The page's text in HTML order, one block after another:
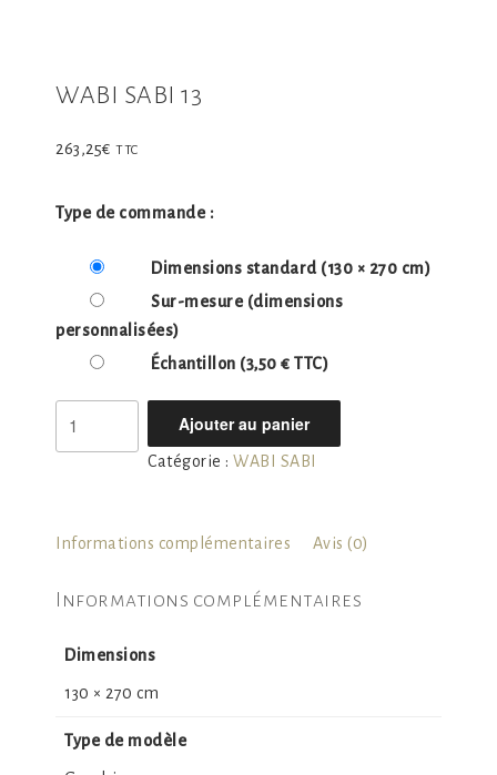
WABI SABI 13
263,25€ TTC
Type de commande :
Dimensions standard(130 × 270 cm)
Sur-mesure(dimensions
personnalisées)
Échantillon (3,50 € TTC)
Ajouter au panier
Catégorie : WABI SABI
Informations complémentaires Avis (0)
Informations complémentaires
Dimensions
130 × 270 cm
Type de modèle